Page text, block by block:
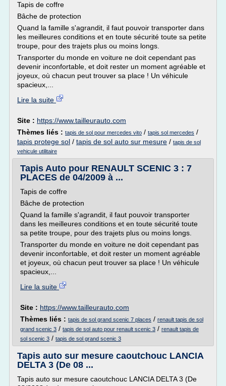
Tapis de coffre
Bâche de protection
Quand la famille s'agrandit, il faut pouvoir transporter dans
les meilleures conditions et en toute sécurité toute sa petite
troupe, pour des trajets plus ou moins longs.
Transporter du monde en voiture ne doit cependant pas
devenir inconfortable, et doit rester un moment agréable et
joyeux, où chacun peut trouver sa place ! Un véhicule
spacieux,...
Lire la suite
Site : https://www.tailleurauto.com
Thèmes liés : tapis de sol pour mercedes vito / tapis sol mercedes /
tapis protege sol / tapis de sol auto sur mesure / tapis de sol
vehicule utilitaire
Tapis Auto pour RENAULT SCENIC 3 : 7
PLACES de 04/2009 à ...
Tapis de coffre
Bâche de protection
Quand la famille s'agrandit, il faut pouvoir transporter
dans les meilleures conditions et en toute sécurité toute
sa petite troupe, pour des trajets plus ou moins longs.
Transporter du monde en voiture ne doit cependant pas
devenir inconfortable, et doit rester un moment agréable
et joyeux, où chacun peut trouver sa place ! Un véhicule
spacieux,...
Lire la suite
Site : https://www.tailleurauto.com
Thèmes liés : tapis de sol grand scenic 7 places / renault tapis de sol
grand scenic 3 / tapis de sol auto pour renault scenic 3 / renault tapis de
sol scenic 3 / tapis de sol grand scenic 3
Tapis auto sur mesure caoutchouc LANCIA
DELTA 3 (De 08 ...
Tapis auto sur mesure caoutchouc LANCIA DELTA 3 (De